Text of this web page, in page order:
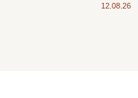
12.08.26